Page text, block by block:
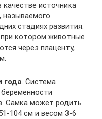
источника
называемого
стадиях развития.
котором животные
через плаценту,
года. Система
Самка может родить
104 см и весом 3-6